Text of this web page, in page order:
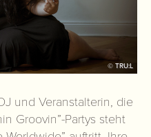
© TRU:L
und Veranstalterin, die
Groovin”-Partys steht